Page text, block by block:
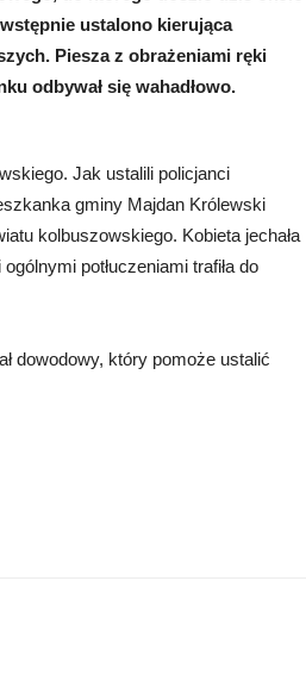
ustalono kierująca
Piesza z obrażeniami ręki
odbywał się wahadłowo.
Jak ustalili policjanci
gminy Majdan Królewski
kolbuszowskiego. Kobieta jechała
potłuczeniami trafiła do
dowodowy, który pomoże ustalić